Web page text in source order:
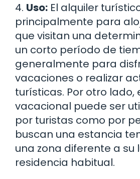
4. Uso: El alquiler
principalmente para
que visitan una
un corto período de
generalmente para
vacaciones o realizar
turísticas. Por otro lado,
vacacional puede ser
por turistas como por
buscan una estancia
una zona diferente a su
residencia habitual.